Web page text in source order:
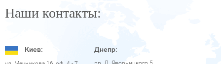
Наши контакты:
Киев: Днепр: